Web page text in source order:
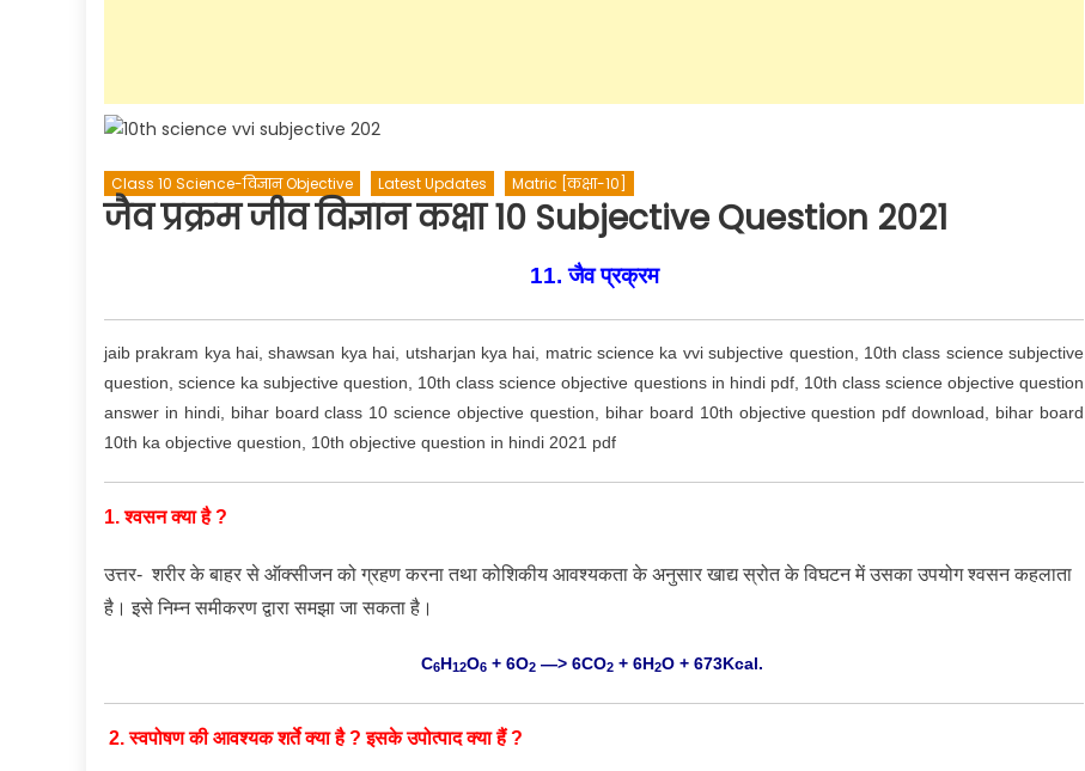
Class 10 Science-विज्ञान Objective Latest Updates Matric [कक्षा-10]
जैव प्रक्रम जीव विज्ञान कक्षा 10 Subjective Question 2021
11. जैव प्रक्रम
jaib prakram kya hai, shawsan kya hai, utsharjan kya hai, matric science ka vvi subjective question, 10th class science subjective
question, science ka subjective question, 10th class science objective questions in hindi pdf, 10th class science objective question
answer in hindi, bihar board class 10 science objective question, bihar board 10th objective question pdf download, bihar board
10th ka objective question, 10th objective question in hindi 2021 pdf
1. श्वसन क्या है ?
उत्तर- शरीर के बाहर से ऑक्सीजन को ग्रहण करना तथा कोशिकीय आवश्यकता के अनुसार खाद्य स्रोत के विघटन में उसका उपयोग श्वसन कहलाता
है। इसे निम्न समीकरण द्वारा समझा जा सकता है।
C6H12O6+ 6O2—> 6CO2+ 6H2O + 673Kcal.
2. स्वपोषण की आवश्यक शर्ते क्या है ? इसके उपोत्पाद क्या हैं ?